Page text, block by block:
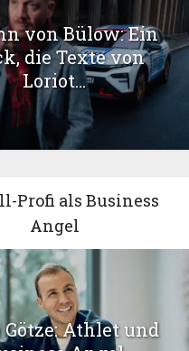
von Bülow: Ein
die Texte von
Loriot...
Profi als Business
Angel
Athlet und